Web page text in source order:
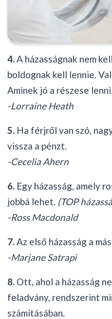
4.A házasságnak nem
boldognak kell lennie.
Aminek jó a részese lenni.
-Lorraine Heath
5. Ha férjről van szó,
vissza a pénzt.
-Cecelia Ahern
6. Egy házasság, amely
jobbá lehet. (TOP
-Ross Macdonald
7.Az első házasság a
-Marjane Satrapi
8. Ott, ahol a házasság
feladvány, rendszerint
számításában.